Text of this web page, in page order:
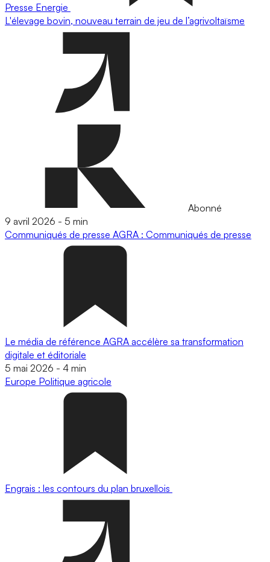
Presse Energie
L'élevage bovin, nouveau terrain de jeu de l’agrivoltaïsme
Abonné
9 avril 2026 - 5 min
Communiqués de presse AGRA : Communiqués de presse
Le média de référence AGRA accélère sa transformation
digitale et éditoriale
5 mai 2026 - 4 min
Europe Politique agricole
Engrais : les contours du plan bruxellois